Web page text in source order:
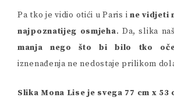
Pa tko je vidio otići u Paris ine vidjeti
najpoznatijeg osmjeha. Da, slika
manja nego što bi bilo tko
iznenađenja ne nedostaje prilikom
Slika Mona Lise je svega 77 cm x 53